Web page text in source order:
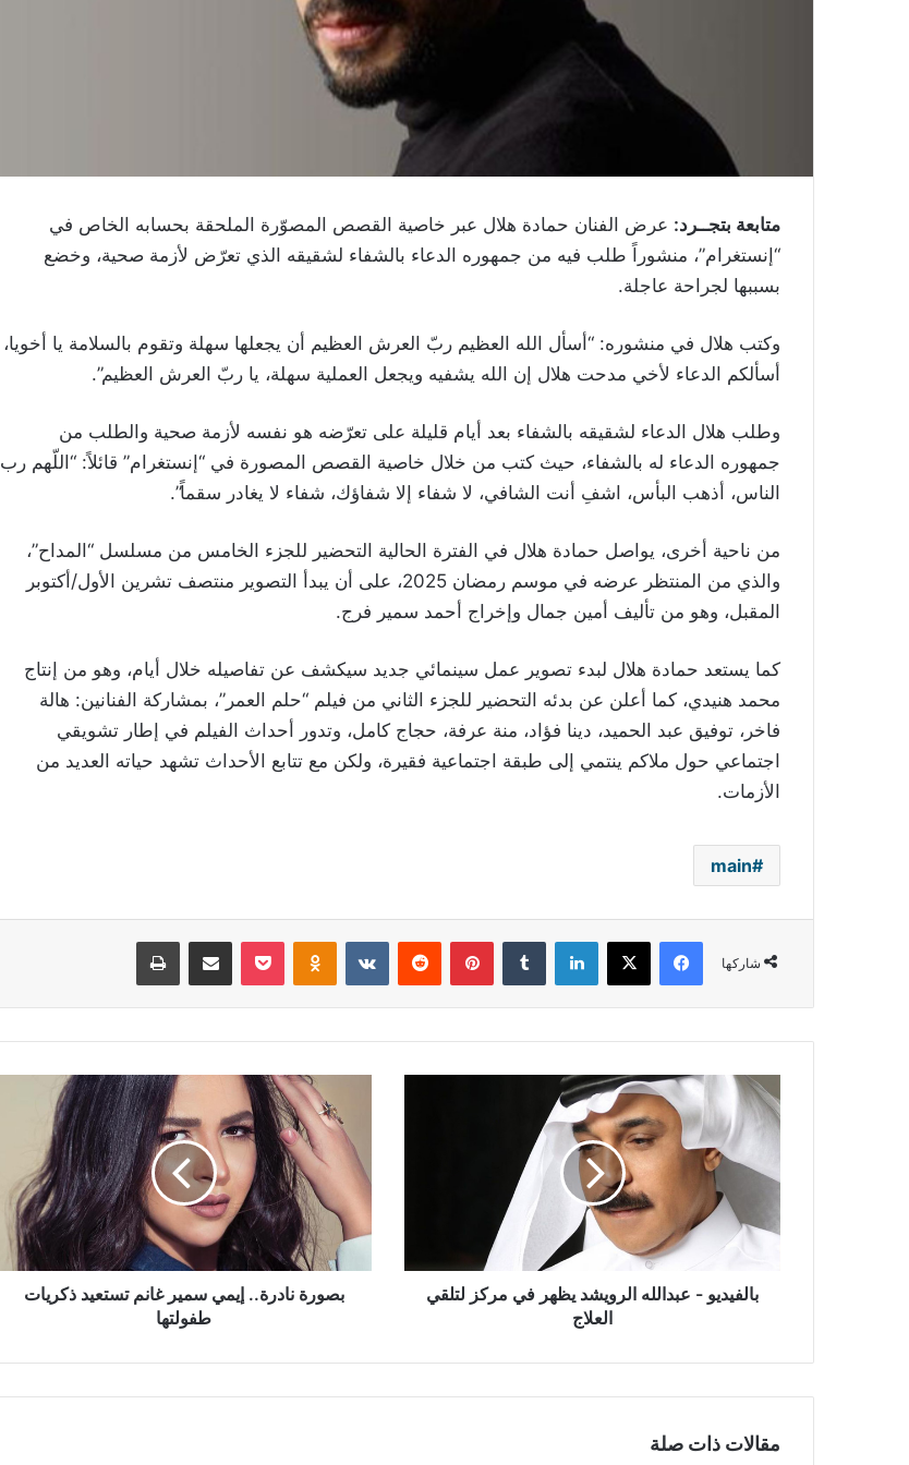
متابعة بتجــرد: عرض الفنان حمادة هلال عبر خاصية القصص المصوّرة الملحقة بحسابه الخاص في
“إنستغرام”، منشوراً طلب فيه من جمهوره الدعاء بالشفاء لشقيقه الذي تعرّض لأزمة صحية، وخضع
بسببها لجراحة عاجلة.
وكتب هلال في منشوره: “أسأل الله العظيم ربّ العرش العظيم أن يجعلها سهلة وتقوم بالسلامة يا أخويا،
أسألكم الدعاء لأخي مدحت هلال إن الله يشفيه ويجعل العملية سهلة، يا ربّ العرش العظيم”.
وطلب هلال الدعاء لشقيقه بالشفاء بعد أيام قليلة على تعرّضه هو نفسه لأزمة صحية والطلب من
جمهوره الدعاء له بالشفاء، حيث كتب من خلال خاصية القصص المصورة في “إنستغرام” قائلاً: “اللّهم رب
الناس، أذهب البأس، اشفِ أنت الشافي، لا شفاء إلا شفاؤك، شفاء لا يغادر سقماً”.
من ناحية أخرى، يواصل حمادة هلال في الفترة الحالية التحضير للجزء الخامس من مسلسل “المداح”،
والذي من المنتظر عرضه في موسم رمضان 2025، على أن يبدأ التصوير منتصف تشرين الأول/أكتوبر
المقبل، وهو من تأليف أمين جمال وإخراج أحمد سمير فرج.
كما يستعد حمادة هلال لبدء تصوير عمل سينمائي جديد سيكشف عن تفاصيله خلال أيام، وهو من إنتاج
محمد هنيدي، كما أعلن عن بدئه التحضير للجزء الثاني من فيلم “حلم العمر”، بمشاركة الفنانين: هالة
فاخر، توفيق عبد الحميد، دينا فؤاد، منة عرفة، حجاج كامل، وتدور أحداث الفيلم في إطار تشويقي
اجتماعي حول ملاكم ينتمي إلى طبقة اجتماعية فقيرة، ولكن مع تتابع الأحداث تشهد حياته العديد من
الأزمات.
main
شاركها
فيسبوك ‫X لينكدإن بينتيريست Odnoklassniki
‫Pocket مشاركة عبر البريد طباعة
بالفيديو
-
عبدالله
يظهر
لتلقي
بالفيديو - عبدالله الرويشد يظهر في مركز لتلقي
العلاج
نادرة..
إيمي
سمير
غانم
تستعيد
ذكريات
طفولتها
بصورة نادرة.. إيمي سمير غانم تستعيد ذكريات
طفولتها
مقالات ذات صلة